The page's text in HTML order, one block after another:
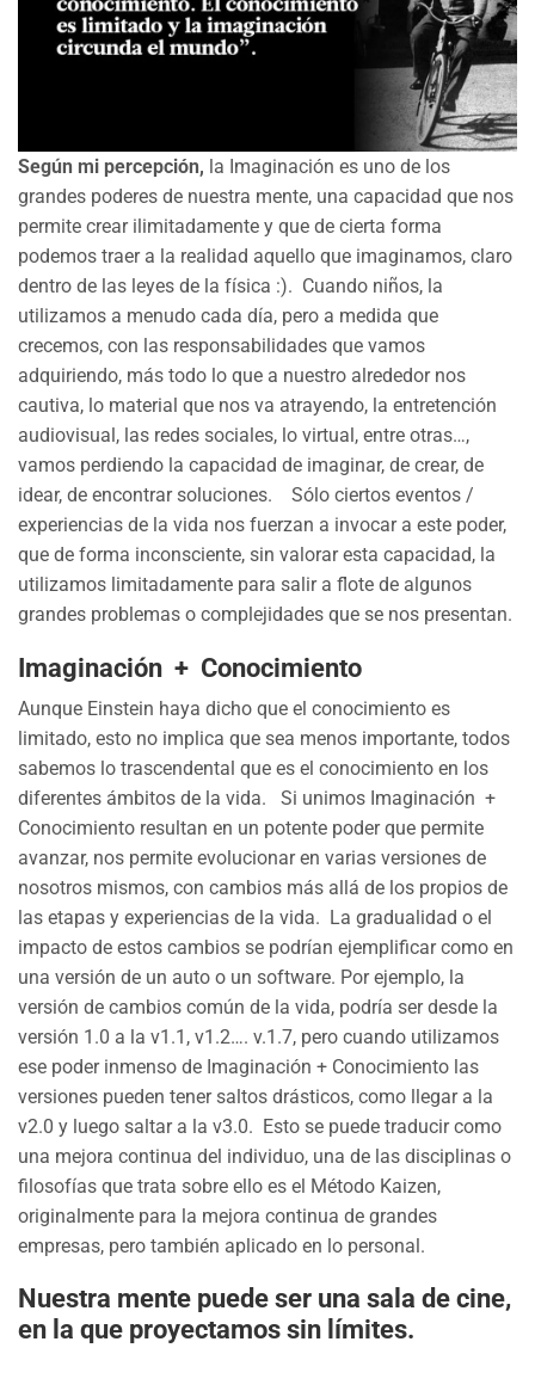
Según mi percepción, la Imaginación es uno de los
grandes poderes de nuestra mente, una capacidad que nos
permite crear ilimitadamente y que de cierta forma
podemos traer a la realidad aquello que imaginamos, claro
dentro de las leyes de la física :). Cuando niños, la
utilizamos a menudo cada día, pero a medida que
crecemos, con las responsabilidades que vamos
adquiriendo, más todo lo que a nuestro alrededor nos
cautiva, lo material que nos va atrayendo, la entretención
audiovisual, las redes sociales, lo virtual, entre otras…,
vamos perdiendo la capacidad de imaginar, de crear, de
idear, de encontrar soluciones. Sólo ciertos eventos /
experiencias de la vida nos fuerzan a invocar a este poder,
que de forma inconsciente, sin valorar esta capacidad, la
utilizamos limitadamente para salir a flote de algunos
grandes problemas o complejidades que se nos presentan.
Imaginación + Conocimiento
Aunque Einstein haya dicho que el conocimiento es
limitado, esto no implica que sea menos importante, todos
sabemos lo trascendental que es el conocimiento en los
diferentes ámbitos de la vida. Si unimos Imaginación +
Conocimiento resultan en un potente poder que permite
avanzar, nos permite evolucionar en varias versiones de
nosotros mismos, con cambios más allá de los propios de
las etapas y experiencias de la vida. La gradualidad o el
impacto de estos cambios se podrían ejemplificar como en
una versión de un auto o un software. Por ejemplo, la
versión de cambios común de la vida, podría ser desde la
versión 1.0 a la v1.1, v1.2…. v.1.7, pero cuando utilizamos
ese poder inmenso de Imaginación + Conocimiento las
versiones pueden tener saltos drásticos, como llegar a la
v2.0 y luego saltar a la v3.0. Esto se puede traducir como
una mejora continua del individuo, una de las disciplinas o
filosofías que trata sobre ello es el Método Kaizen,
originalmente para la mejora continua de grandes
empresas, pero también aplicado en lo personal.
Nuestra mente puede ser una sala de cine,
en la que proyectamos sin límites.